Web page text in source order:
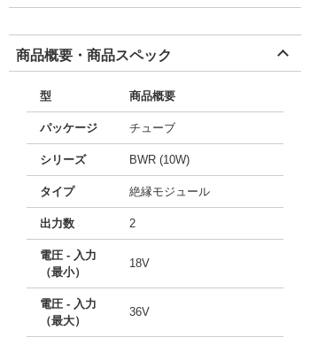
商品概要・商品スペック
型 商品概要
パッケージ チューブ
シリーズ BWR (10W)
タイプ 絶縁モジュール
出力数 2
電圧 - 入力
（最小）
18V
電圧 - 入力
（最大）
36V